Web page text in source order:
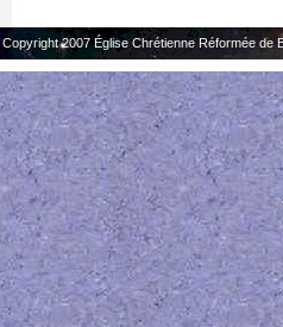
Copyright 2007 Église Chrétienne Réformée de